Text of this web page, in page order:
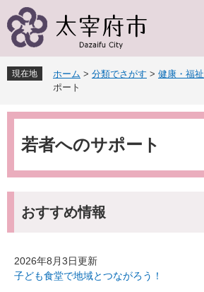
ー
先
頭
す
ニ
を
飛
し
現在地 ホーム > 分類でさがす > 健康・福祉
ポート
本
若者へのサポート
おすすめ情報
2026年8月3日更新
子ども食堂で地域とつながろう！